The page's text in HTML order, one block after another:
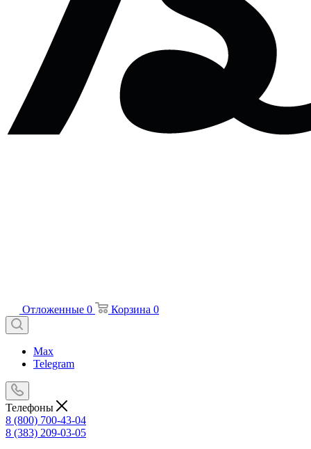
Отложенные 0 Корзина 0
Max
Telegram
Телефоны
8 (800) 700-43-04
8 (383) 209-03-05